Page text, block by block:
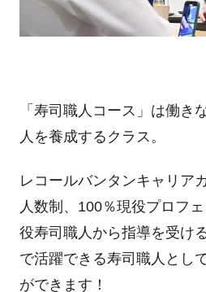
「寿司職人コース」は働き
人を養成するクラス。
レコールバンタンキャリア
人数制、 100％現役プロフ
役寿司職人から指導を受け
で活躍できる寿司職人とし
ができます！